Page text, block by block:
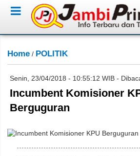
Home / POLITIK
Senin, 23/04/2018 - 10:55:12 WIB -
Incumbent Komisioner
Berguguran